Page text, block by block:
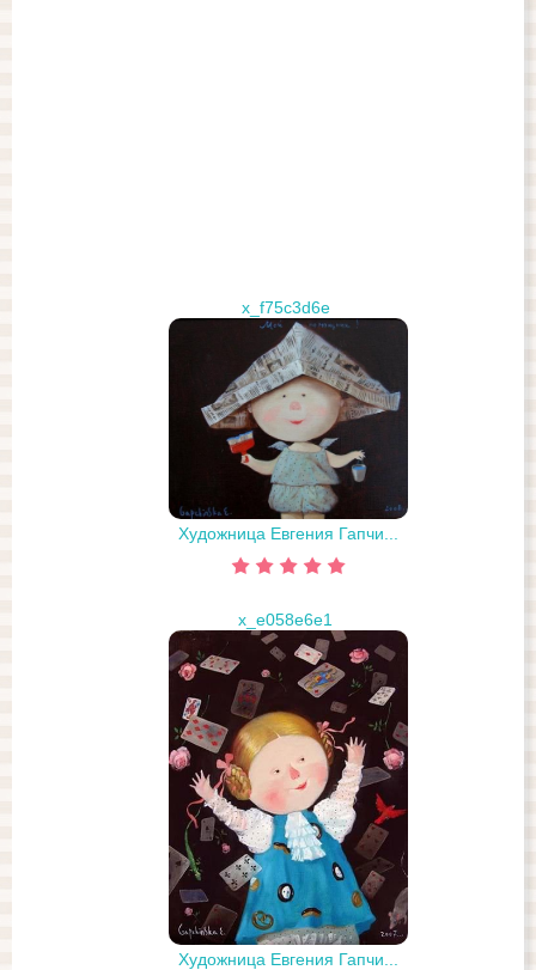
x_f75c3d6e
Художница Евгения Гапчи...
x_e058e6e1
Художница Евгения Гапчи...